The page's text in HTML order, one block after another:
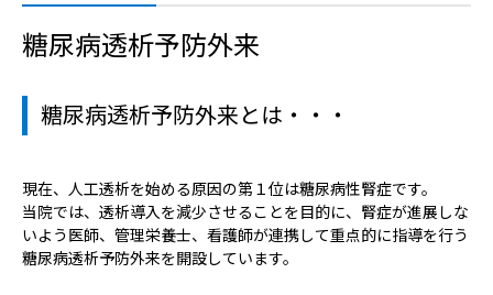
当院へ就職希望の方
事業者・その他の方
病院の概要
糖尿病透析予防外来
糖尿病透析予防外来とは・・・
現在、人工透析を始める原因の第１位は糖尿病性腎症です。
当院では、透析導入を減少させることを目的に、腎症が進展しな
いよう医師、管理栄養士、看護師が連携して重点的に指導を行う
糖尿病透析予防外来を開設しています。